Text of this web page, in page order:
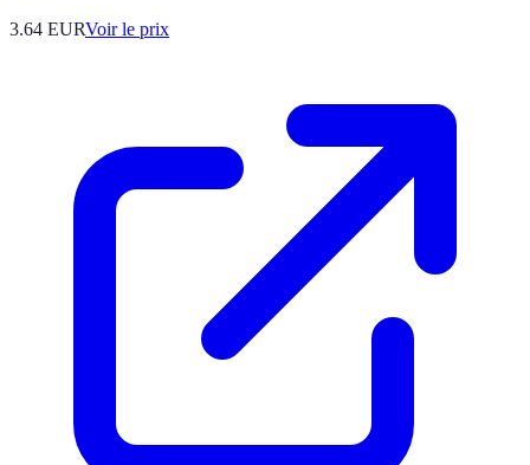
3.64 EURVoir le prix